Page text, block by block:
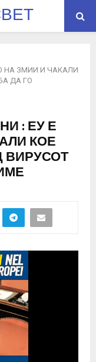
НА ЗМИИ И ЧАКАЛИ
ДА ГО
: ЕУ Е
КОЕ
ВИРУСОТ